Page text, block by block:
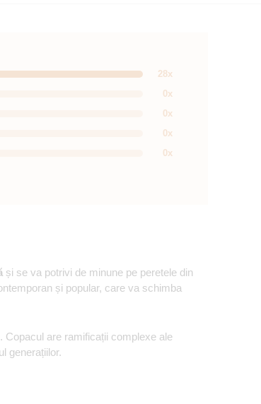
0x
0x
0x
0x
28x
și se va potrivi de minune pe peretele din
și popular, care va schimba
Copacul are ramificații complexe ale
generațiilor.